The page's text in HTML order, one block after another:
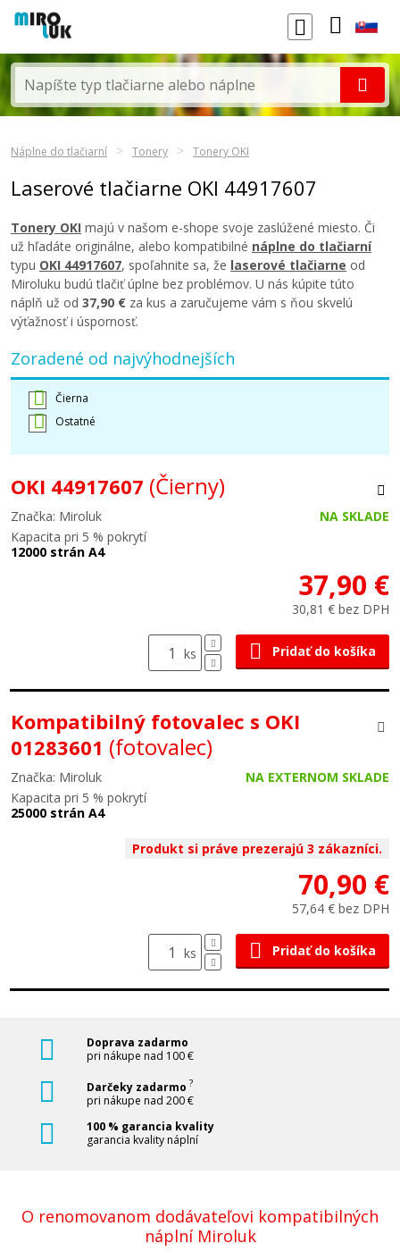
Náplne do tlačiarní Tonery Tonery OKI
Laserové tlačiarne OKI 44917607
Tonery OKI majú v našom e-shope svoje zaslúžené miesto. Či
už hľadáte originálne, alebo kompatibilné náplne do tlačiarní
typu OKI 44917607, spoľahnite sa, že laserové tlačiarne od
Miroluku budú tlačiť úplne bez problémov. U nás kúpite túto
náplň už od 37,90 € za kus a zaručujeme vám s ňou skvelú
výťažnosť i úspornosť.
Zoradené od najvýhodnejších
Čierna
Ostatné
OKI 44917607 (Čierny)
Značka: Miroluk
NA SKLADE
Kapacita pri 5 % pokrytí
12000 strán A4
37,90 €
30,81 € bez DPH
ks Pridať do košíka
Kompatibilný fotovalec s OKI
01283601 (fotovalec)
Značka: Miroluk
NA EXTERNOM SKLADE
Kapacita pri 5 % pokrytí
25000 strán A4
Produkt si práve prezerajú 3 zákazníci.
70,90 €
57,64 € bez DPH
ks Pridať do košíka
Doprava zadarmo
pri nákupe nad 100 €
Darčeky zadarmo ?
pri nákupe nad 200 €
100 % garancia kvality
garancia kvality náplní
O renomovanom dodávateľovi kompatibilných
náplní Miroluk